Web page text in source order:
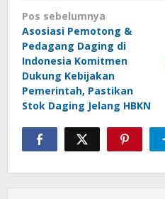
Navigasi
pos
Pos sebelumnya
Asosiasi Pemotong &
Pedagang Daging di
Indonesia Komitmen
Dukung Kebijakan
Pemerintah, Pastikan
Stok Daging Jelang HBKN